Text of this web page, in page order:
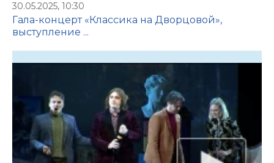
30.05.2025, 10:30
Гала-концерт «Классика на Дворцовой»,
выступление ...